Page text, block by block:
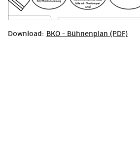
Download: BKO - Bühnenplan (PDF)